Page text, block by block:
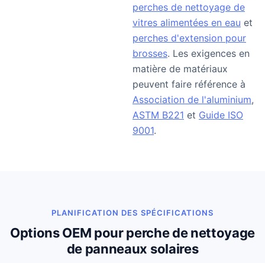
perches de nettoyage de
vitres alimentées en eau et
perches d'extension pour
brosses. Les exigences en
matière de matériaux
peuvent faire référence à
Association de l'aluminium,
ASTM B221 et Guide ISO
9001.
PLANIFICATION DES SPÉCIFICATIONS
Options OEM pour perche de nettoyage
de panneaux solaires